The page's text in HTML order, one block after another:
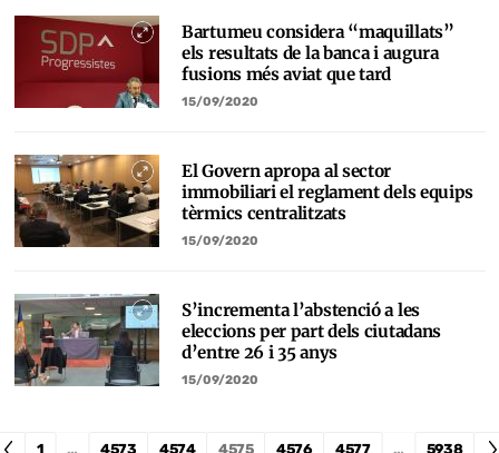
Bartumeu considera “maquillats”
els resultats de la banca i augura
fusions més aviat que tard
15/09/2020
El Govern apropa al sector
immobiliari el reglament dels equips
tèrmics centralitzats
15/09/2020
S’incrementa l’abstenció a les
eleccions per part dels ciutadans
d’entre 26 i 35 anys
15/09/2020
1 … 4573 4574 4575 4576 4577 … 5938